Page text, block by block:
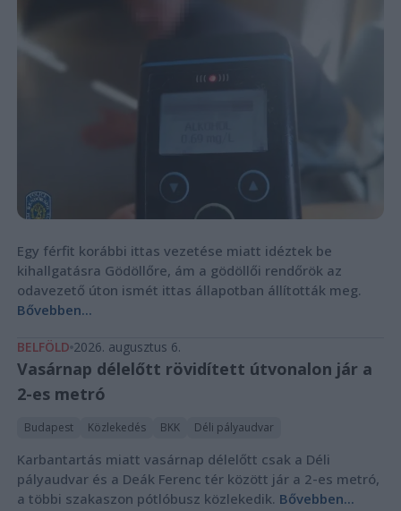
Egy férfit korábbi ittas vezetése miatt idéztek be
kihallgatásra Gödöllőre, ám a gödöllői rendőrök az
odavezető úton ismét ittas állapotban állították meg.
Bővebben...
BELFÖLD 2026. augusztus 6.
Vasárnap délelőtt rövidített útvonalon jár a
2-es metró
Budapest Közlekedés BKK Déli pályaudvar
Karbantartás miatt vasárnap délelőtt csak a Déli
pályaudvar és a Deák Ferenc tér között jár a 2-es metró,
a többi szakaszon pótlóbusz közlekedik. Bővebben...